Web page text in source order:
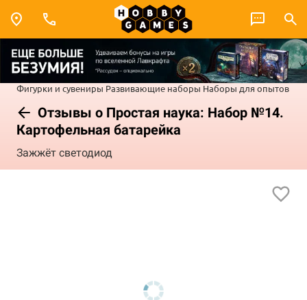
Фигурки и сувениры Развивающие наборы Наборы для опытов
Отзывы о Простая наука: Набор №14.
Картофельная батарейка
Зажжёт светодиод